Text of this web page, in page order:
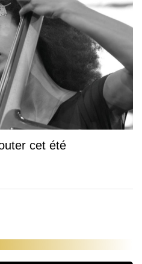
cet été